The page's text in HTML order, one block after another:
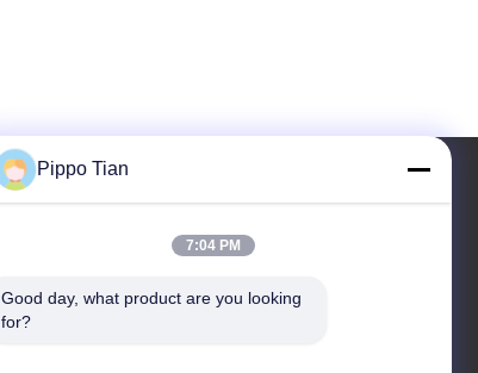
Adresse: Bloc 205, zone ouest de Fenghuang, ville
Pippo Tian
7:04 PM
Good day, what product are you looking
for?